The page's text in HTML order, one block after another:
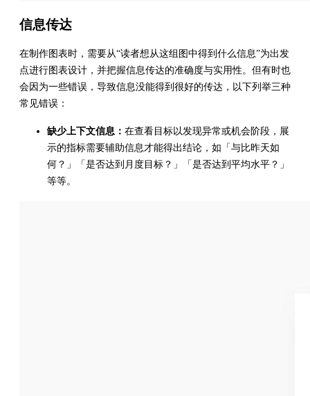
信息传达
在制作图表时，需要从“读者想从这组图中得到什么信息”为出发
点进行图表设计，并把握信息传达的准确度与实用性。但有时也
会因为一些错误，导致信息没能得到很好的传达，以下列举三种
常见错误：
缺少上下文信息： 在查看目标以发现异常或机会阶段，展
示的指标需要辅助信息才能得出结论，如「与比昨天如
何？」「是否达到月度目标？」「是否达到平均水平？」
等等。